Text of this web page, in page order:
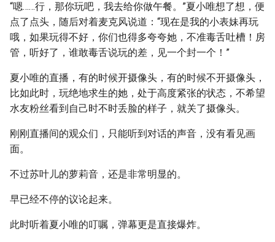
“嗯……行，那你玩吧，我去给你做午餐。”夏小唯想了想，便
点了点头，随后对着麦克风说道：“现在是我的小表妹再玩
哦，如果玩得不好，你们也得多夸夸她，不准毒舌吐槽！房
管，听好了，谁敢毒舌说玩的差，见一个封一个！”
夏小唯的直播，有的时候开摄像头，有的时候不开摄像头，
比如此时，玩绝地求生的她，处于高度紧张的状态，不希望
水友粉丝看到自己时不时丢脸的样子，就关了摄像头。
刚刚直播间的观众们，只能听到对话的声音，没有看见画
面。
不过苏叶儿的萝莉音，还是非常明显的。
早已经不停的议论起来。
此时听着夏小唯的叮嘱，弹幕更是直接爆炸。